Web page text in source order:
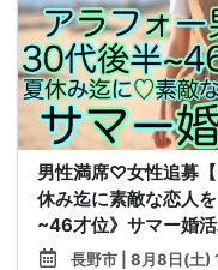
男性満席♡女性追募
休み迄に素敵な恋人
~46才位》サマー婚
長野市 | 8月8日(土)